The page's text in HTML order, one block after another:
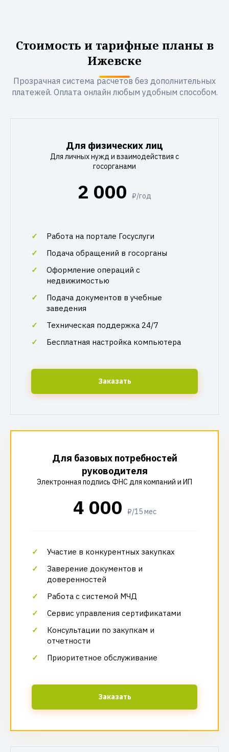
Стоимость и тарифные планы в
Ижевске
Прозрачная система расчетов без дополнительных
платежей. Оплата онлайн любым удобным способом.
Для физических лиц
Для личных нужд и взаимодействия с
госорганами
2 000 ₽/год
Работа на портале Госуслуги
Подача обращений в госорганы
Оформление операций с
недвижимостью
Подача документов в учебные
заведения
Техническая поддержка 24/7
Бесплатная настройка компьютера
Заказать
Для базовых потребностей
руководителя
Электронная подпись ФНС для компаний и ИП
4 000 ₽/15 мес
Участие в конкурентных закупках
Заверение документов и
доверенностей
Работа с системой МЧД
Сервис управления сертификатами
Консультации по закупкам и
отчетности
Приоритетное обслуживание
Заказать